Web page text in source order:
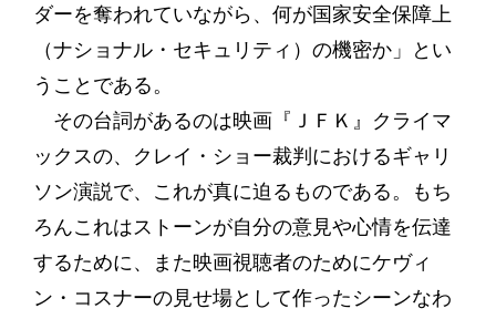
ダーを奪われていながら、何が国家安全保障上
（ナショナル・セキュリティ）の機密か」とい
うことである。
その台詞があるのは映画『ＪＦＫ』クライマ
ックスの、クレイ・ショー裁判におけるギャリ
ソン演説で、これが真に迫るものである。もち
ろんこれはストーンが自分の意見や心情を伝達
するために、また映画視聴者のためにケヴィ
ン・コスナーの見せ場として作ったシーンなわ